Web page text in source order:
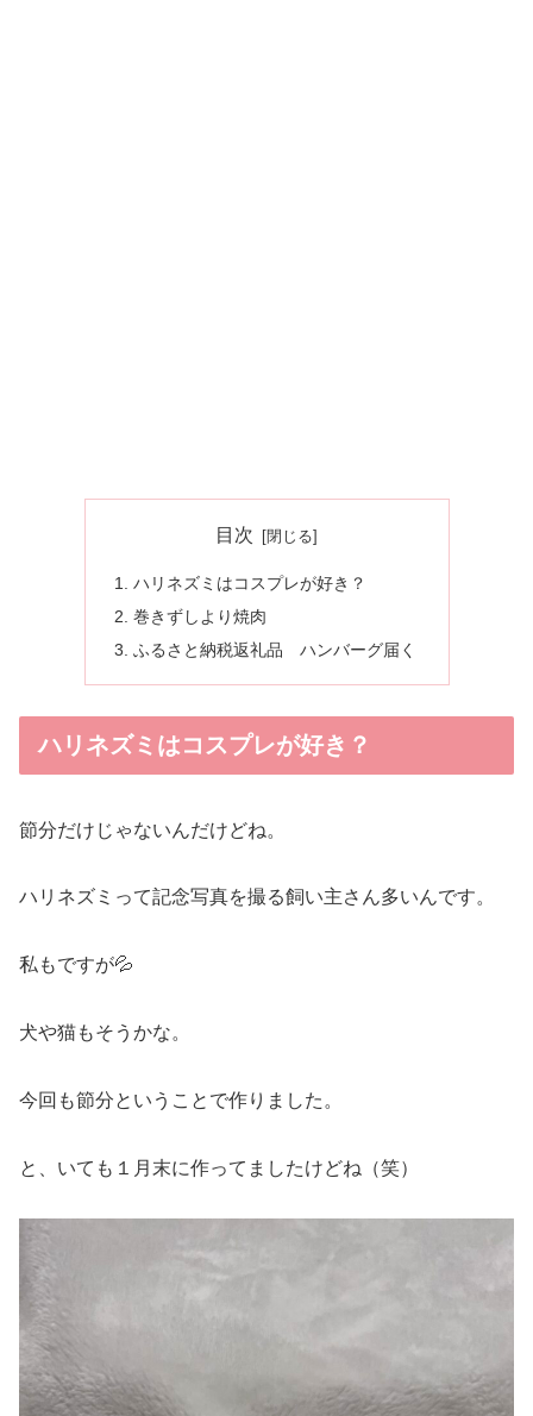
目次
ハリネズミはコスプレが好き？
巻きずしより焼肉
ふるさと納税返礼品 ハンバーグ届く
ハリネズミはコスプレが好き？
節分だけじゃないんだけどね。
ハリネズミって記念写真を撮る飼い主さん多いんです。
私もですが💦
犬や猫もそうかな。
今回も節分ということで作りました。
と、いても１月末に作ってましたけどね（笑）